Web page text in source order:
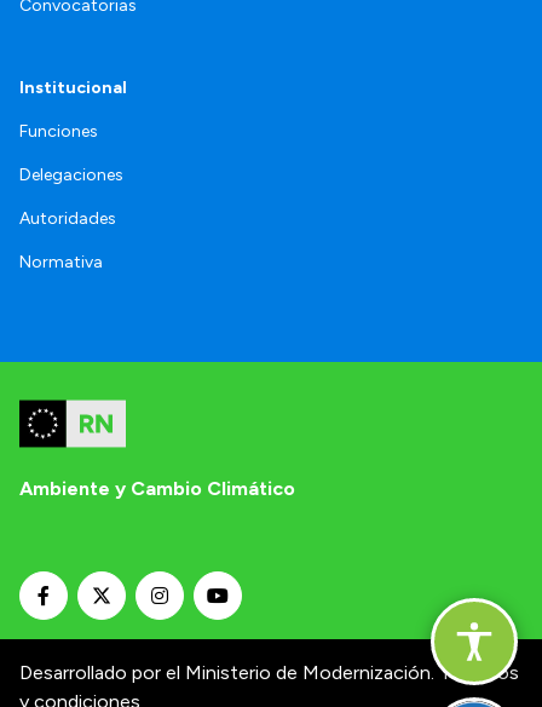
Convocatorias
Institucional
Funciones
Delegaciones
Autoridades
Normativa
Ambiente y Cambio Climático
Desarrollado por el Ministerio de Modernización. Términos
y condiciones